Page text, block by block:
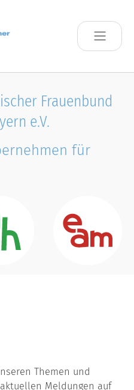
Frauenbund
e.V.
für
Themen und
Meldungen auf